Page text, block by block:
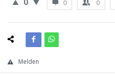
0 0 0
Melden